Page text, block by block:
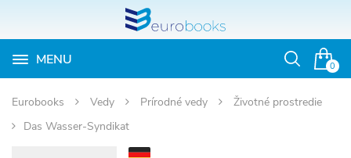
0
MENU
Otvoriť
Eurobooks Vedy Prírodné vedy
Životné prostredie
Das Wasser-Syndikat